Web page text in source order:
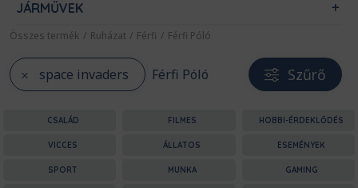
JÁRMŰVEK
Összes termék / Ruházat / Férfi / Férfi Póló
space invaders Férfi Póló Szűrő
CSALÁD FILMES HOBBI-ÉRDEKLŐDÉS
VICCES ÁLLATOS ESEMÉNYEK
SPORT MUNKA GAMING